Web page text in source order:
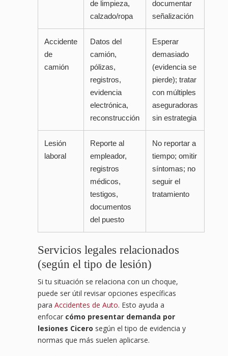
de limpieza,
calzado/ropa
documentar
señalización
Accidente
de
camión
Datos del
camión,
pólizas,
registros,
evidencia
electrónica,
reconstrucción
Esperar
demasiado
(evidencia se
pierde); tratar
con múltiples
aseguradoras
sin estrategia
Lesión
laboral
Reporte al
empleador,
registros
médicos,
testigos,
documentos
del puesto
No reportar a
tiempo; omitir
síntomas; no
seguir el
tratamiento
Servicios legales relacionados
(según el tipo de lesión)
Si tu situación se relaciona con un choque,
puede ser útil revisar opciones específicas
para Accidentes de Auto. Esto ayuda a
enfocar cómo presentar demanda por
lesiones Cicero según el tipo de evidencia y
normas que más suelen aplicarse.